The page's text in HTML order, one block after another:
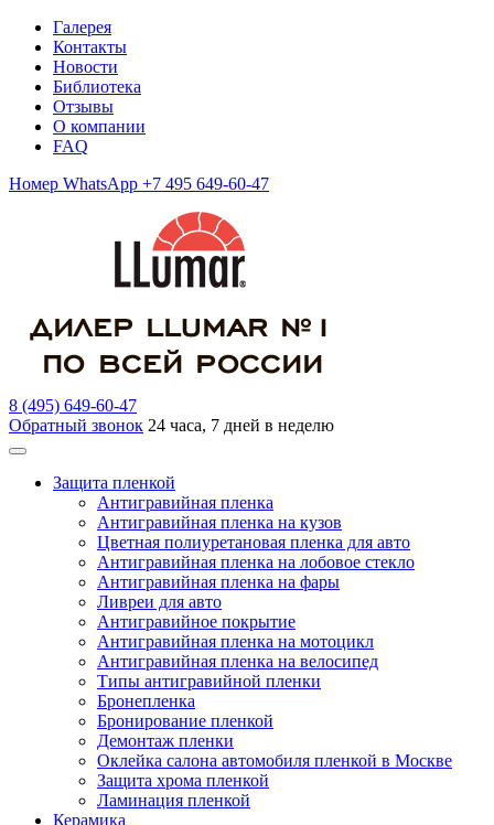
Галерея
Контакты
Новости
Библиотека
Отзывы
О компании
FAQ
Номер WhatsApp +7 495 649-60-47
8 (495) 649-60-47
Обратный звонок 24 часа, 7 дней в неделю
Защита пленкой
Антигравийная пленка
Антигравийная пленка на кузов
Цветная полиуретановая пленка для авто
Антигравийная пленка на лобовое стекло
Антигравийная пленка на фары
Ливреи для авто
Антигравийное покрытие
Антигравийная пленка на мотоцикл
Антигравийная пленка на велосипед
Типы антигравийной пленки
Бронепленка
Бронирование пленкой
Демонтаж пленки
Оклейка салона автомобиля пленкой в Москве
Защита хрома пленкой
Ламинация пленкой
Керамика